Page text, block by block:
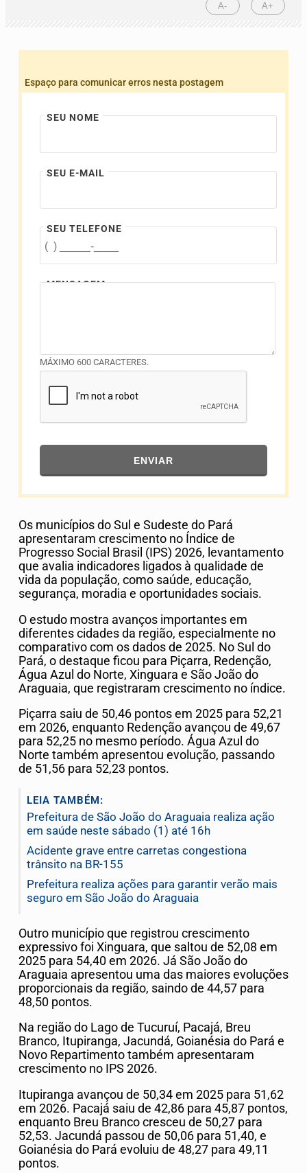
A- A+
Espaço para comunicar erros nesta postagem
SEU NOME
SEU E-MAIL
SEU TELEFONE
MENSAGEM
MÁXIMO 600 CARACTERES.
ENVIAR
Os municípios do Sul e Sudeste do Pará
apresentaram crescimento no Índice de
Progresso Social Brasil (IPS) 2026, levantamento
que avalia indicadores ligados à qualidade de
vida da população, como saúde, educação,
segurança, moradia e oportunidades sociais.
O estudo mostra avanços importantes em
diferentes cidades da região, especialmente no
comparativo com os dados de 2025. No Sul do
Pará, o destaque ficou para Piçarra, Redenção,
Água Azul do Norte, Xinguara e São João do
Araguaia, que registraram crescimento no índice.
Piçarra saiu de 50,46 pontos em 2025 para 52,21
em 2026, enquanto Redenção avançou de 49,67
para 52,25 no mesmo período. Água Azul do
Norte também apresentou evolução, passando
de 51,56 para 52,23 pontos.
LEIA TAMBÉM:
Prefeitura de São João do Araguaia realiza ação
em saúde neste sábado (1) até 16h
Acidente grave entre carretas congestiona
trânsito na BR-155
Prefeitura realiza ações para garantir verão mais
seguro em São João do Araguaia
Outro município que registrou crescimento
expressivo foi Xinguara, que saltou de 52,08 em
2025 para 54,40 em 2026. Já São João do
Araguaia apresentou uma das maiores evoluções
proporcionais da região, saindo de 44,57 para
48,50 pontos.
Na região do Lago de Tucuruí, Pacajá, Breu
Branco, Itupiranga, Jacundá, Goianésia do Pará e
Novo Repartimento também apresentaram
crescimento no IPS 2026.
Itupiranga avançou de 50,34 em 2025 para 51,62
em 2026. Pacajá saiu de 42,86 para 45,87 pontos,
enquanto Breu Branco cresceu de 50,27 para
52,53. Jacundá passou de 50,06 para 51,40, e
Goianésia do Pará evoluiu de 48,27 para 49,11
pontos.